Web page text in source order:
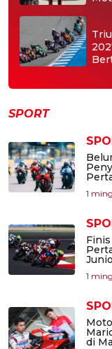
SPORT
1
1
di